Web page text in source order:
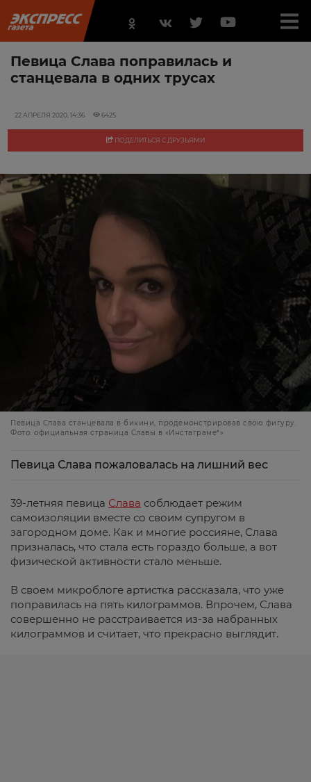
Певица Слава поправилась и
станцевала в одних трусах
22 АПРЕЛЯ 2020, 14:36 6425
ПОДЕЛИТЬСЯ С ДРУЗЬЯМИ
Певица Слава станцевала в бикини, продемонстрировав свою фигуру.
Фото: официальная страница Славы в «Инстаграме*»
Певица Слава пожаловалась на лишний вес
39-летняя певица Слава соблюдает режим
самоизоляции вместе со своим супругом в
загородном доме. Как и многие россияне, Слава
призналась, что стала есть гораздо больше, а вот
физической активности стало меньше.
В своем микроблоге артистка рассказала, что уже
поправилась на пять килограммов. Впрочем, Слава
совершенно не расстраивается из-за набранных
килограммов и считает, что прекрасно выглядит.